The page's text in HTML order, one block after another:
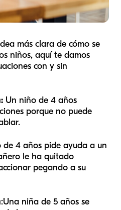
más clara de cómo se
niños, aquí te damos
con y sin
Un niño de 4 años
porque no puede
de 4 años pide ayuda a un
le ha quitado
pegando a su
:Una niña de 5 años se